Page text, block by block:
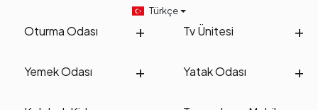
Oturma Odası Tv Ünitesi
Yemek Odası Yatak Odası
Türkçe